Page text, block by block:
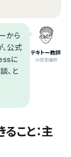
テキトー教師
.AI認定講師
から
、公式
に
、と
こと：主